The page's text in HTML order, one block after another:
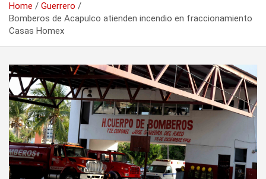
Home
Guerrero
Bomberos de Acapulco atienden incendio en fraccionamiento
Casas Homex